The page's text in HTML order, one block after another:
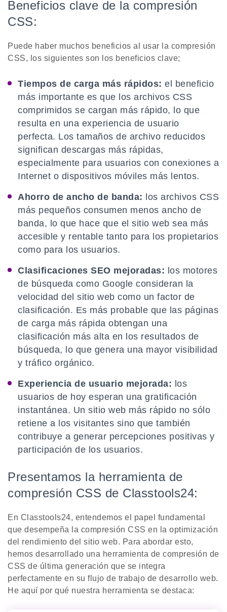
Beneficios clave de la compresión
CSS:
Puede haber muchos beneficios al usar la compresión
CSS, los siguientes son los beneficios clave;
Tiempos de carga más rápidos: el beneficio
más importante es que los archivos CSS
comprimidos se cargan más rápido, lo que
resulta en una experiencia de usuario
perfecta. Los tamaños de archivo reducidos
significan descargas más rápidas,
especialmente para usuarios con conexiones a
Internet o dispositivos móviles más lentos.
Ahorro de ancho de banda: los archivos CSS
más pequeños consumen menos ancho de
banda, lo que hace que el sitio web sea más
accesible y rentable tanto para los propietarios
como para los usuarios.
Clasificaciones SEO mejoradas: los motores
de búsqueda como Google consideran la
velocidad del sitio web como un factor de
clasificación. Es más probable que las páginas
de carga más rápida obtengan una
clasificación más alta en los resultados de
búsqueda, lo que genera una mayor visibilidad
y tráfico orgánico.
Experiencia de usuario mejorada: los
usuarios de hoy esperan una gratificación
instantánea. Un sitio web más rápido no sólo
retiene a los visitantes sino que también
contribuye a generar percepciones positivas y
participación de los usuarios.
Presentamos la herramienta de
compresión CSS de Classtools24:
En Classtools24, entendemos el papel fundamental
que desempeña la compresión CSS en la optimización
del rendimiento del sitio web. Para abordar esto,
hemos desarrollado una herramienta de compresión de
CSS de última generación que se integra
perfectamente en su flujo de trabajo de desarrollo web.
He aquí por qué nuestra herramienta se destaca: